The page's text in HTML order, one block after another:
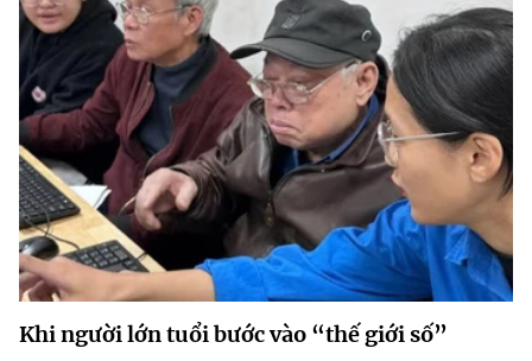
BỘ KHOA HỌC VÀ CÔNG NGHỆ
MINISTRY OF SCIENCE AND TECHNOLOGY
Điều khoản sử dụng Theo dõi MST: Góp ý
Cơ quan chủ quản: Bộ Khoa học và Công nghệ (MST)
Chịu trách nhiệm nội dung: Nguyễn Thị Hải Hằng
Giám đốc Trung tâm Truyền thông Khoa học và Công nghệ.
Liên hệ
Địa chỉ: Ban Biên tập Cổng TTĐT - 18 Nguyễn Du, TP. Hà Nội
Điện thoại: 024 3936 9506
Email:
stc@mst.gov.vn
©2026 Bản quyền thuộc Bộ Khoa Học và Công Nghệ
Khi người lớn tuổi bước vào “thế giới số”